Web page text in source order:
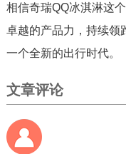
相信奇瑞QQ冰淇淋这
卓越的产品力，持续领
一个全新的出行时代。
文章评论